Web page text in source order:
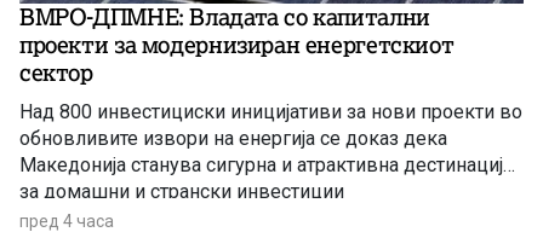
ВМРО-ДПМНЕ: Владата со капитални
проекти за модернизиран енергетскиот
сектор
Над 800 инвестициски иницијативи за нови проекти во
обновливите извори на енергија се доказ дека
Македонија станува сигурна и атрактивна дестинација
за домашни и странски инвестиции
пред 4 часа